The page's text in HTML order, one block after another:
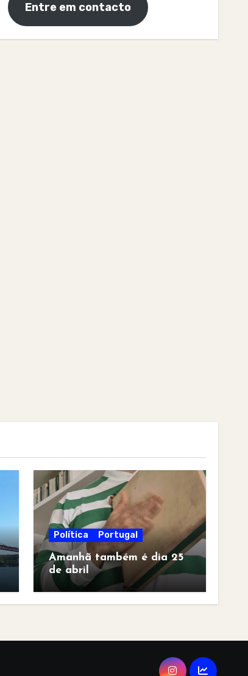
Entre em contacto
Política Portugal
Amanhã também é dia 25
de abril